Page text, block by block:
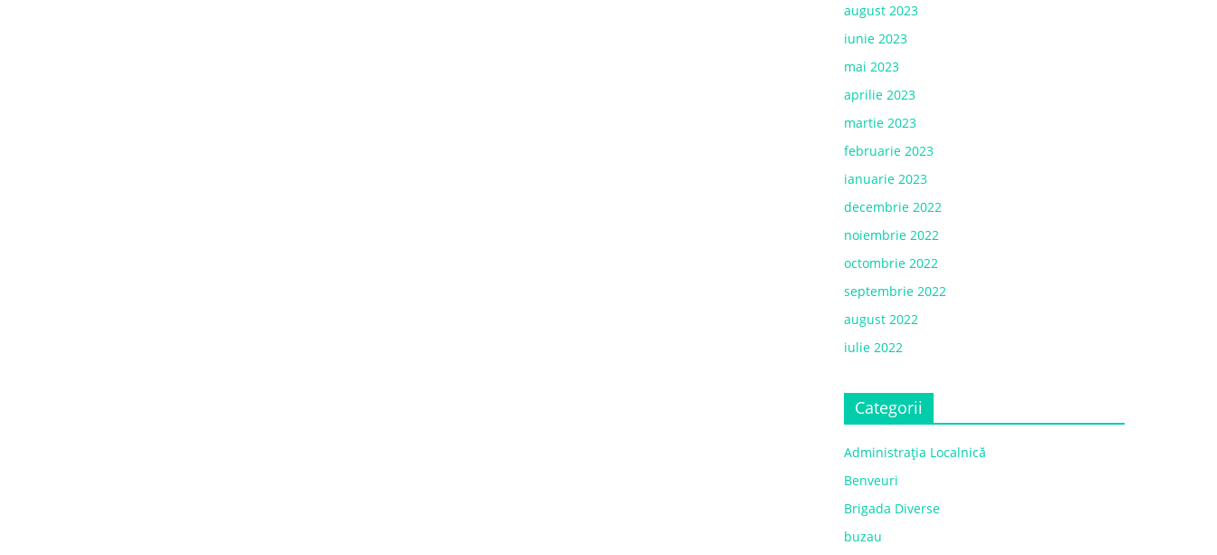
august 2023
iunie 2023
mai 2023
aprilie 2023
martie 2023
februarie 2023
ianuarie 2023
decembrie 2022
noiembrie 2022
octombrie 2022
septembrie 2022
august 2022
iulie 2022
Categorii
Administrația Localnică
Benveuri
Brigada Diverse
buzau